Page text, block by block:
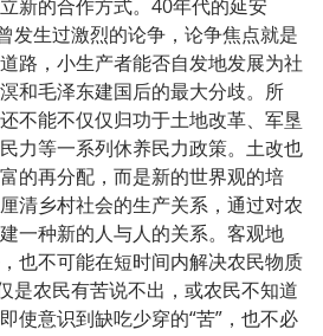
新的合作方式。40年代的延安
发生过激烈的论争，论争焦点就是
路，小生产者能否自发地发展为社
和毛泽东建国后的最大分歧。所
不能不仅仅归功于土地改革、军垦
力等一系列休养民力政策。土改也
的再分配，而是新的世界观的培
清乡村社会的生产关系，通过对农
一种新的人与人的关系。客观地
也不可能在短时间内解决农民物质
是农民有苦说不出，或农民不知道
使意识到缺吃少穿的“苦”，也不必